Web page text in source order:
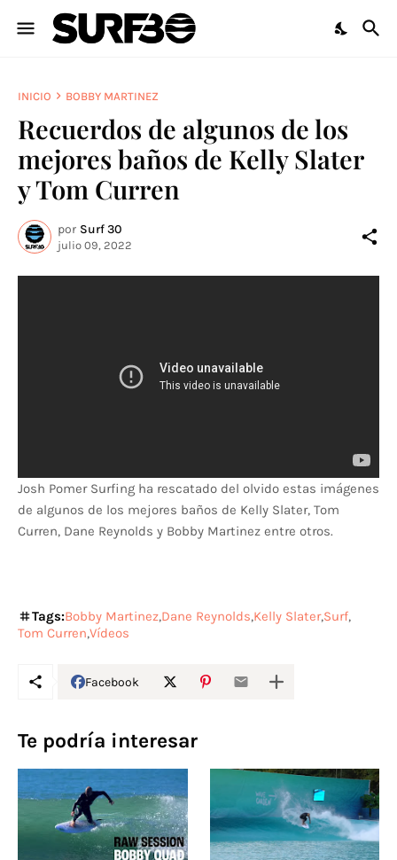
INICIO BOBBY MARTINEZ
Recuerdos de algunos de los
mejores baños de Kelly Slater
y Tom Curren
por Surf 30
julio 09, 2022
Josh Pomer Surfing ha rescatado del olvido estas imágenes
de algunos de los mejores baños de Kelly Slater, Tom
Curren, Dane Reynolds y Bobby Martinez entre otros.
Tags:Bobby Martinez Dane Reynolds Kelly Slater Surf
Tom Curren Vídeos
Facebook
Te podría interesar